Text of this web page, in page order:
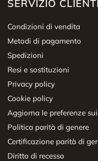
SERVIZIO CLIENTI
Condizioni di vendita
Metodi di pagamento
Spedizioni
Resi e sostituzioni
Privacy policy
Cookie policy
Aggiorna le preferenze
Politica parità di genere
Certificazione parità di
Diritto di recesso